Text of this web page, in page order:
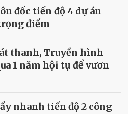
đốc tiến độ 4 dự án
điểm
thanh, Truyền hình
1 năm hội tụ để vươn
nhanh tiến độ 2 công